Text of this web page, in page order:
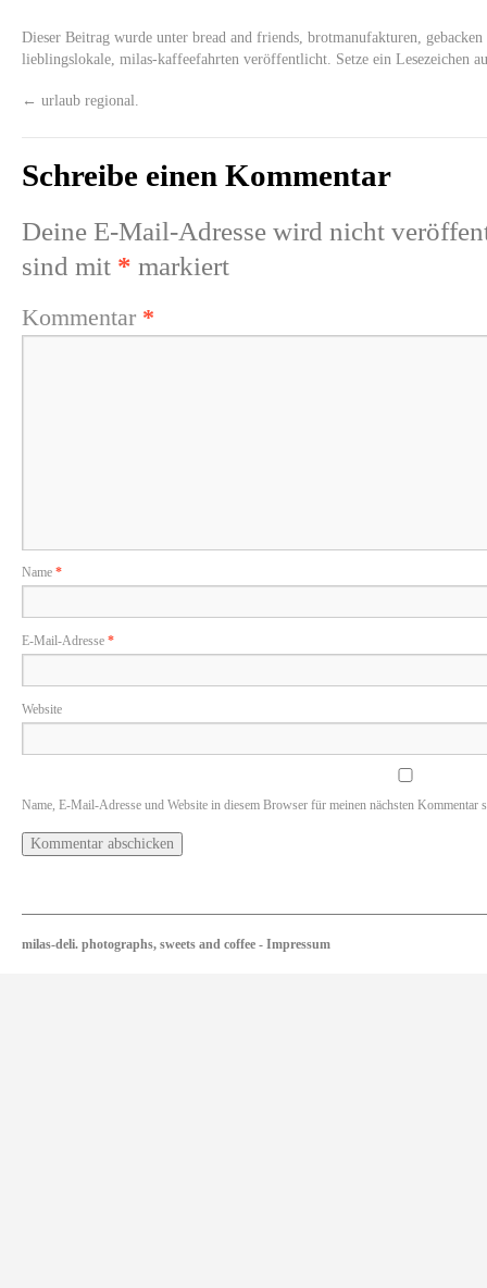
Dieser Beitrag wurde unter bread and friends brotmanufakturen
lieblingslokale milas-kaffeefahrten veröffentlicht. Setze ein Lesezeichen
← urlaub regional.
Schreibe einen Kommentar
Deine E-Mail-Adresse wird nicht
sind mit * markiert
Kommentar *
Name *
E-Mail-Adresse *
Website
Name, E-Mail-Adresse und Website in diesem Browser für meinen nächsten Kommentar
milas-deli. photographs, sweets and coffee - Impressum